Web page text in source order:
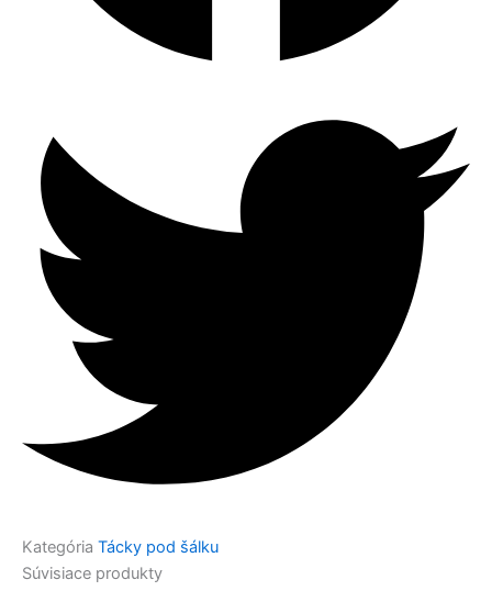
Kategória Tácky pod šálku
Súvisiace produkty